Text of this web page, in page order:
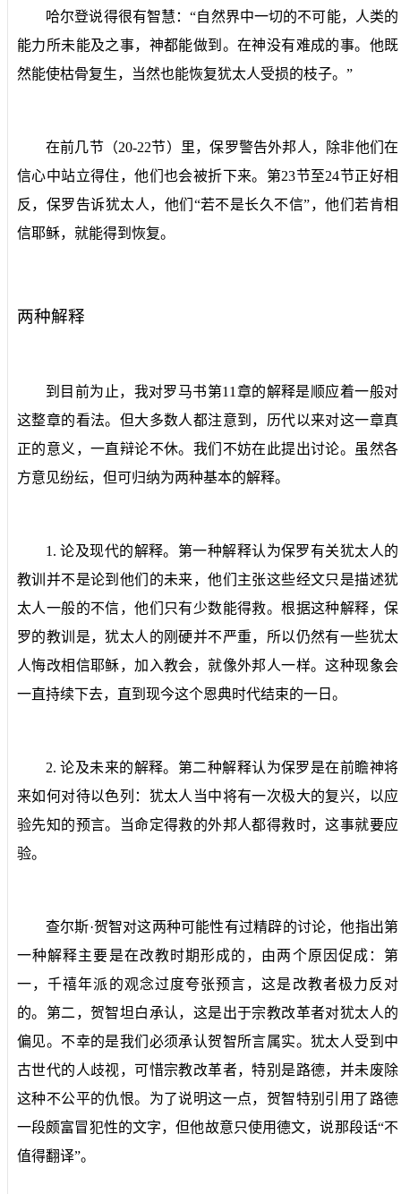
哈尔登说得很有智慧：“自然界中一切的不可能，人类的
能力所未能及之事，神都能做到。在神没有难成的事。他既
然能使枯骨复生，当然也能恢复犹太人受损的枝子。”
在前几节（20-22节）里，保罗警告外邦人，除非他们在
信心中站立得住，他们也会被折下来。第23节至24节正好相
反，保罗告诉犹太人，他们“若不是长久不信”，他们若肯相
信耶稣，就能得到恢复。
两种解释
到目前为止，我对罗马书第11 章的解释是顺应着一般对
这整章的看法。但大多数人都注意到，历代以来对这一章真
正的意义，一直辩论不休。我们不妨在此提出讨论。虽然各
方意见纷纭，但可归纳为两种基本的解释。
1.论及现代的解释。 第一种解释认为保罗有关犹太人的
教训并不是论到他们的未来，他们主张这些经文只是描述犹
太人一般的不信，他们只有少数能得救。根据这种解释，保
罗的教训是，犹太人的刚硬并不严重，所以仍然有一些犹太
人悔改相信耶稣，加入教会，就像外邦人一样。这种现象会
一直持续下去，直到现今这个恩典时代结束的一日。
2.论及未来的解释。 第二种解释认为保罗是在前瞻神将
来如何对待以色列：犹太人当中将有一次极大的复兴，以应
验先知的预言。当命定得救的外邦人都得救时，这事就要应
验。
查尔斯·贺智对这两种可能性有过精辟的讨论，他指出第
一种解释主要是在改教时期形成的，由两个原因促成：第
一，千禧年派的观念过度夸张预言，这是改教者极力反对
的。第二，贺智坦白承认，这是出于宗教改革者对犹太人的
偏见。不幸的是我们必须承认贺智所言属实。犹太人受到中
古世代的人歧视，可惜宗教改革者，特别是路德，并未废除
这种不公平的仇恨。为了说明这一点，贺智特别引用了路德
一段颇富冒犯性的文字，但他故意只使用德文，说那段话“不
值得翻译”。